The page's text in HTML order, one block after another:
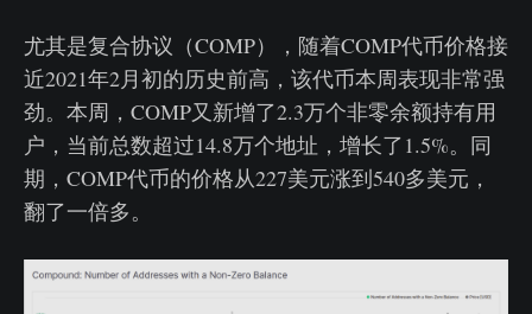
尤其是复合协议（COMP），随着COMP代币价格接
近2021年2月初的历史前高，该代币本周表现非常强
劲。本周，COMP又新增了2.3万个非零余额持有用
户，当前总数超过14.8万个地址，增长了1.5%。同
期，COMP代币的价格从227美元涨到540多美元，
翻了一倍多。